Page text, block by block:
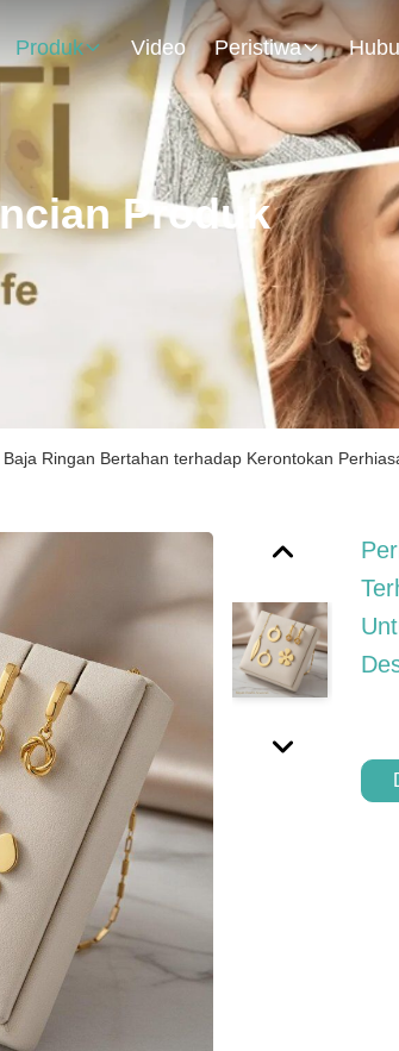
Produk Video Peristiwa
Produk
Ringan Bertahan terhadap Kerontokan